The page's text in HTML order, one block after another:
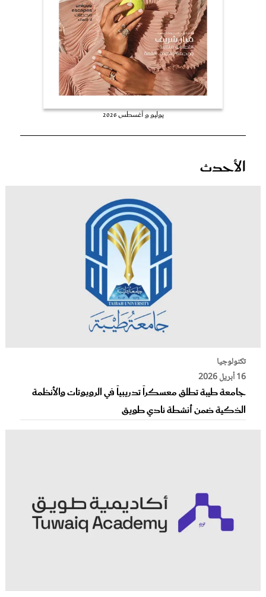
يوليو و أغسطس 2026
الأحدث
تكنولوجيا
16 أبريل 2026
جامعة طيبة تطلق معسكراً تدريبياً في الروبوتات والأنظمة
الذكية ضمن أنشطة نادي طويق